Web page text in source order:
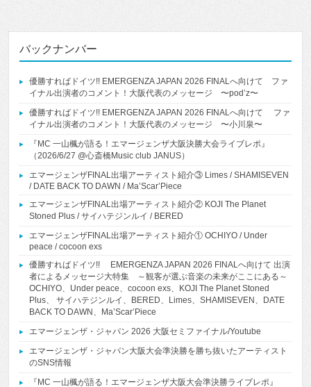
バックナンバー
優勝すればドイツ!! EMERGENZA JAPAN 2026 FINALへ向けて ファ
イナル出演者のコメント！大阪代表のメッセージ 〜pod’z〜
優勝すればドイツ!! EMERGENZA JAPAN 2026 FINALへ向けて ファ
イナル出演者のコメント！大阪代表のメッセージ 〜小川泉〜
『MC 一山楓が語る！エマージェンザ大阪決勝大会ライブレポ』
（2026/6/27 @心斎橋Music club JANUS）
エマージェンザFINAL出場アーティスト紹介③ Limes / SHAMISEVEN
/ DATE BACK TO DAWN / Ma’Scar’Piece
エマージェンザFINAL出場アーティスト紹介② KOJI The Planet
Stoned Plus / サイハテジンルイ / BERED
エマージェンザFINAL出場アーティスト紹介① OCHIYO / Under
peace / cocoon exs
優勝すればドイツ!! EMERGENZA JAPAN 2026 FINALへ向けて 出演
者によるメッセージ大特集 ～観客が選ぶ音楽の未来がここにある～
OCHIYO、Under peace、cocoon exs、KOJI The Planet Stoned
Plus、 サイハテジンルイ、BERED、Limes、SHAMISEVEN、DATE
BACK TO DAWN、Ma’Scar’Piece
エマージェンザ・ジャパン 2026 大阪セミファイナル/Youtube
エマージェンザ・ジャパン大阪大会準決勝を勝ち抜いたアーティスト
のSNS情報
『MC 一山楓が語る！エマージェンザ大阪大会準決勝ライブレポ』